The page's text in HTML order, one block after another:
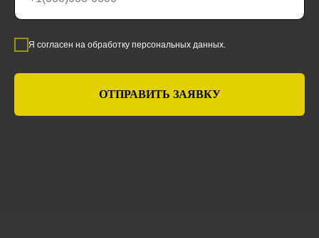
Я согласен на обработку персональных данных.
ОТПРАВИТЬ ЗАЯВКУ